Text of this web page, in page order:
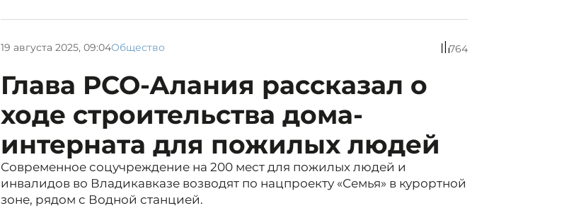
19 августа 2025, 09:04Общество 764
Глава РСО-Алания рассказал о
ходе строительства дома-
интерната для пожилых людей
Современное соцучреждение на 200 мест для пожилых людей и
инвалидов во Владикавказе возводят по нацпроекту «Семья» в курортной
зоне, рядом с Водной станцией.